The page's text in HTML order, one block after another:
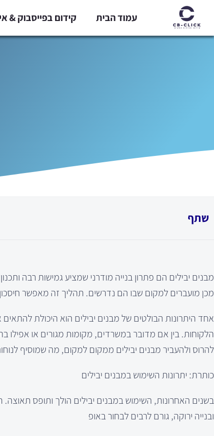
לתוכן
עמוד הבית קידום בפייסבוק &
שתף
מבנים יבילים הם פתרון בנייה מודרני שמציע גמישות רבה
מכן מועברים למקום שבו הם נדרשים. תהליך זה מאפשר חיסכון
אחד היתרונות הבולטים של מבנים יבילים הוא היכולת
הלקוחות. בין אם מדובר במשרדים, מקומות מגורים או אפילו
להרוס ולהעביר מבנים יבילים ממקום למקום, מה שמוסיף
כותרת: יתרונות השימוש במבנים יבילים
בשנים האחרונות, השימוש במבנים יבילים הולך ותופס
ובנייה ירוקה, גורם לרבים לבחור באופ